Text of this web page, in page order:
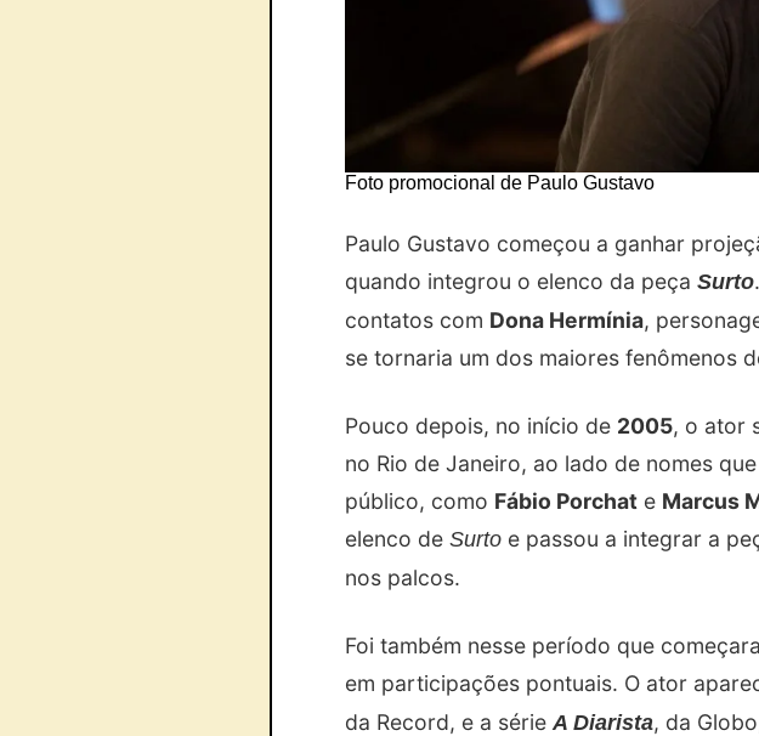
Foto promocional de Paulo Gustavo
Paulo Gustavo começou a ganhar
quando integrou o elenco da peça Surto
contatos com Dona Hermínia,
se tornaria um dos maiores fenômenos
Pouco depois, no início de 2005, o ator
no Rio de Janeiro, ao lado de nomes
público, como Fábio Porchat e Marcus
elenco de Surto e passou a integrar a
nos palcos.
Foi também nesse período que
em participações pontuais. O ator
da Record, e a série A Diarista, da